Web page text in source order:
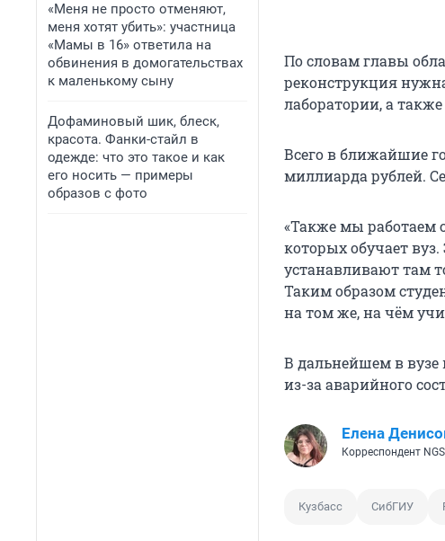
«Меня не просто отменяют,
меня хотят убить»: участница
«Мамы в 16» ответила на
обвинения в домогательствах
к маленькому сыну
Дофаминовый шик, блеск,
красота. Фанки-стайл в
одежде: что это такое и как
его носить — примеры
образов с фото
По словам главы
реконструкция
лаборатории, а
Всего в ближайшие
миллиарда рублей.
«Также мы работаем
которых обучает
устанавливают там
Таким образом
на том же, на чём
В дальнейшем в вузе
из-за аварийного
Елена
Корреспондент
Кузбасс СибГИУ